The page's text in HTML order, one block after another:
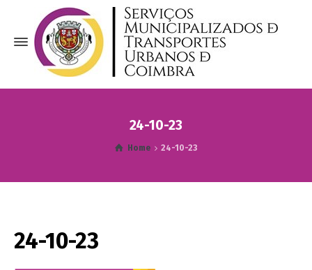
24-10-23
Home 24-10-23
24-10-23